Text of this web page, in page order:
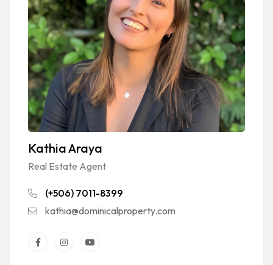
Kathia Araya
Real Estate Agent
(+506) 7011-8399
kathia@dominicalproperty.com